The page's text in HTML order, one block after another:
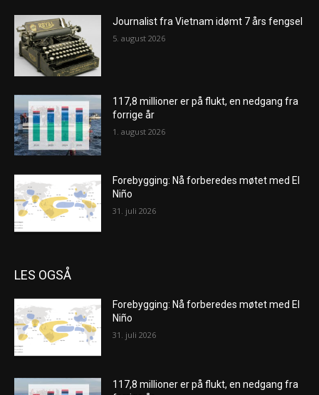
Journalist fra Vietnam idømt 7 års fengsel
5. august 2026
117,8 millioner er på flukt, en nedgang fra
forrige år
1. august 2026
Forebygging: Nå forberedes møtet med El
Niño
31. juli 2026
LES OGSÅ
Forebygging: Nå forberedes møtet med El
Niño
31. juli 2026
117,8 millioner er på flukt, en nedgang fra